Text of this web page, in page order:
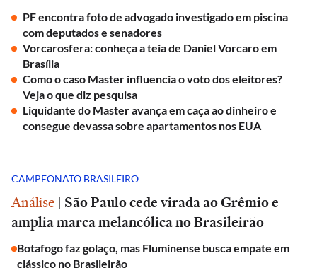
PF encontra foto de advogado investigado em piscina
com deputados e senadores
Vorcarosfera: conheça a teia de Daniel Vorcaro em
Brasília
Como o caso Master influencia o voto dos eleitores?
Veja o que diz pesquisa
Liquidante do Master avança em caça ao dinheiro e
consegue devassa sobre apartamentos nos EUA
CAMPEONATO BRASILEIRO
Análise | São Paulo cede virada ao Grêmio e
amplia marca melancólica no Brasileirão
Botafogo faz golaço, mas Fluminense busca empate em
clássico no Brasileirão